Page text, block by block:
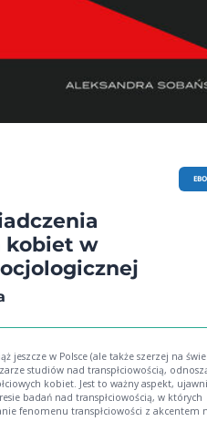
kobiet w
jeszcze w Polsce (ale także szerzej na
studiów nad transpłciowością,
kobiet. Jest to ważny aspekt,
badań nad transpłciowością, w których
fenomenu transpłciowości z akcentem